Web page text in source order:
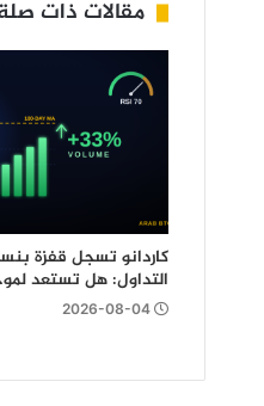
مقالات ذات
التداول: هل تستعد
2026-08-04